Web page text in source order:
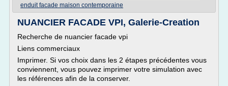
enduit facade maison contemporaine
NUANCIER FACADE VPI, Galerie-Creation
Recherche de nuancier facade vpi
Liens commerciaux
Imprimer. Si vos choix dans les 2 étapes précédentes vous
conviennent, vous pouvez imprimer votre simulation avec
les références afin de la conserver.